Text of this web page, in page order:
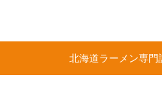
北海道ラーメン専門